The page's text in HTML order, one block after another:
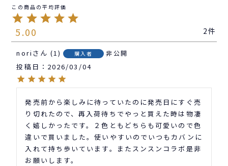
5.00 2
nori 1 購入者 非公開
投稿日 2026/03/04
発売前から楽しみに待っていたのに発売日にすぐ売
り切れたので、再入荷待ちでやっと買えた時は物凄
く嬉しかったです。２色ともどちらも可愛いので色
違いで買いました。使いやすいのでいつもカバンに
入れて持ち歩いています。またスンスンコラボ是非
お願いします。